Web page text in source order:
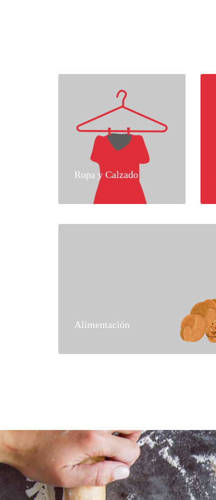
Ropa y Calzado
Alimentación